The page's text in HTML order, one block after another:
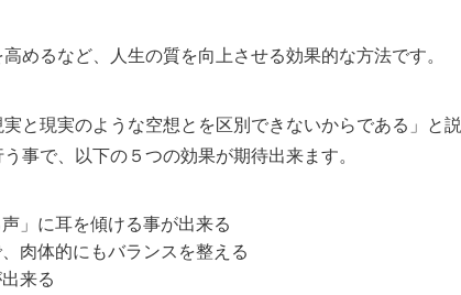
めるなど、人生の質を向上させる効果的な方法です。
と現実のような空想とを区別できないからである」と説
事で、以下の５つの効果が期待出来ます。
」に耳を傾ける事が出来る
肉体的にもバランスを整える
来る